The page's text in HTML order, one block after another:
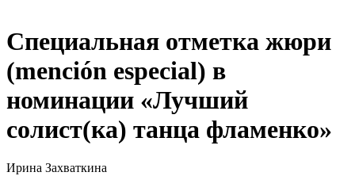
Специальная отметка жюри
(mención especial) в
номинации «Лучший
солист(ка) танца фламенко»
Ирина Захваткина